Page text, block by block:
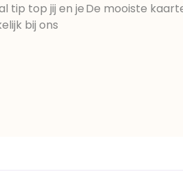
tip top jij en je
bij ons
De mooiste